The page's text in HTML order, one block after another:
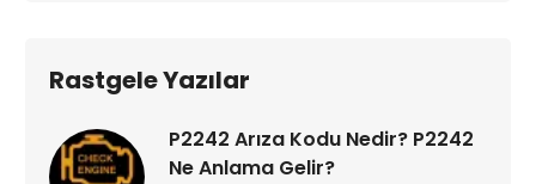
Rastgele Yazılar
P2242 Arıza Kodu Nedir? P2242
Ne Anlama Gelir?